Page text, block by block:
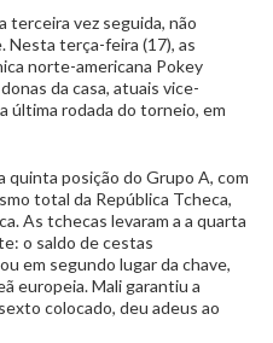
terceira vez seguida, não
Nesta terça-feira (17), as
norte-americana Pokey
da casa, atuais vice-
última rodada do torneio, em
quinta posição do Grupo A, com
total da República Tcheca,
As tchecas levaram a a quarta
o saldo de cestas
em segundo lugar da chave,
europeia. Mali garantiu a
colocado, deu adeus ao